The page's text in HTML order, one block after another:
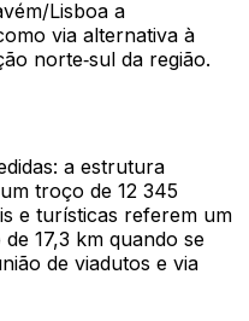
Lisboa a
via alternativa à
norte‑sul da região.
a estrutura
troço de 12 345
e turísticas referem um
17,3 km quando se
de viadutos e via